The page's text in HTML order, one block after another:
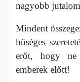
nagyobb
Mindent
hűséges
erőt, hogy ne
emberek előtt!